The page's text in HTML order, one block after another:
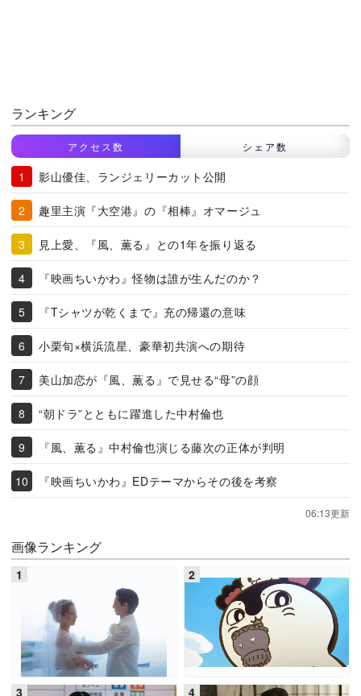
ランキング
アクセス数 シェア数
影山優佳、ランジェリーカット公開
趣里主演『大空港』の『相棒』オマージュ
見上愛、『風、薫る』との1年を振り返る
『映画ちいかわ』怪物は誰が生んだのか？
『Tシャツが乾くまで』充の帰還の意味
小栗旬×横浜流星、豪華初共演への期待
美山加恋が『風、薫る』で見せる“母”の顔
“朝ドラ”とともに躍進した中村倫也
『風、薫る』中村倫也演じる藤次の正体が判明
『映画ちいかわ』EDテーマからその後を考察
06:13更新
画像ランキング